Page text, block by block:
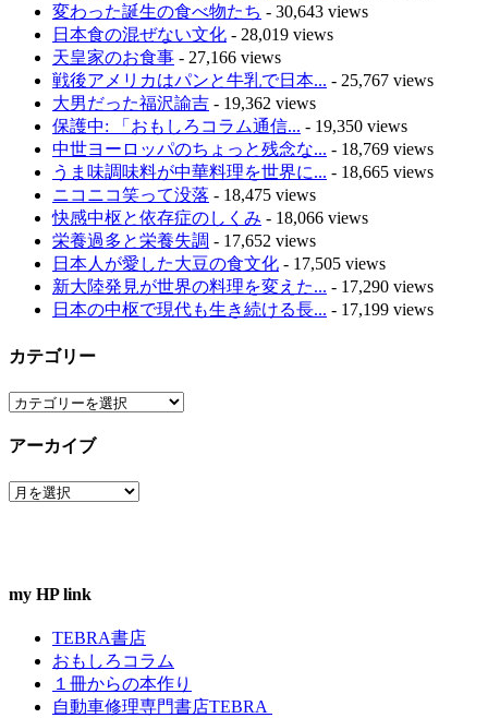
変わった誕生の食べ物たち - 30,643 views
日本食の混ぜない文化 - 28,019 views
天皇家のお食事 - 27,166 views
戦後アメリカはパンと牛乳で日本... - 25,767 views
大男だった福沢諭吉 - 19,362 views
保護中: 「おもしろコラム通信... - 19,350 views
中世ヨーロッパのちょっと残念な... - 18,769 views
うま味調味料が中華料理を世界に... - 18,665 views
ニコニコ笑って没落 - 18,475 views
快感中枢と依存症のしくみ - 18,066 views
栄養過多と栄養失調 - 17,652 views
日本人が愛した大豆の食文化 - 17,505 views
新大陸発見が世界の料理を変えた... - 17,290 views
日本の中枢で現代も生き続ける長... - 17,199 views
カテゴリー
カ
ゴ
ー
アーカイブ
ア
my HP link
TEBRA書店
おもしろコラム
１冊からの本作り
自動車修理専門書店TEBRA